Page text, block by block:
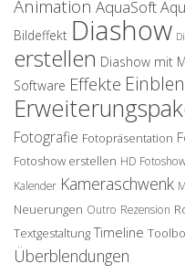
Animation AquaSoft
Bildeffekt Diashow
erstellen Diashow mit
Software Effekte
Fotografie Fotopräsentation
Fotoshow erstellen HD
Kalender Kameraschwenk
Neuerungen Outro Rezension
Textgestaltung Timeline
Überblendungen